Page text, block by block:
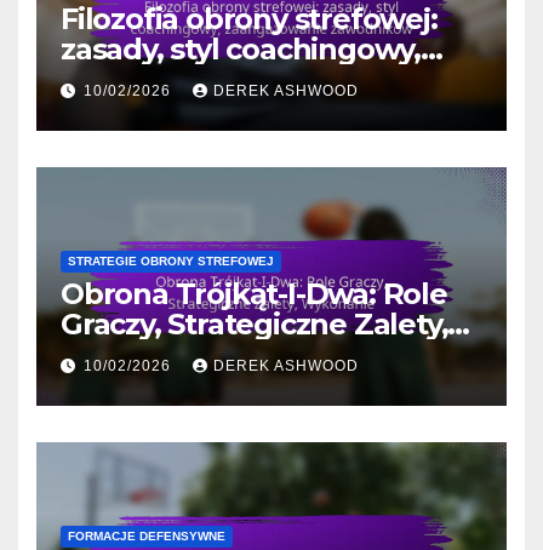
Filozofia obrony strefowej:
zasady, styl coachingowy,
zaangażowanie zawodników
10/02/2026 DEREK ASHWOOD
STRATEGIE OBRONY STREFOWEJ
Obrona Trójkąt-I-Dwa: Role
Graczy, Strategiczne Zalety,
Wykonanie
10/02/2026 DEREK ASHWOOD
FORMACJE DEFENSYWNE